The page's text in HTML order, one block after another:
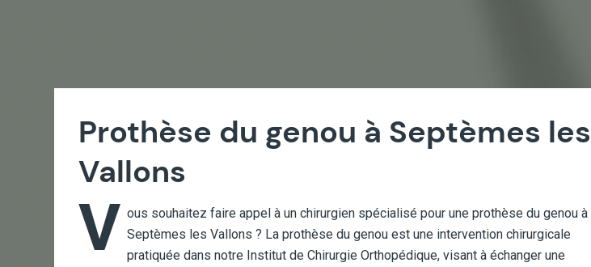
Prothèse du genou à Septèmes les
Vallons
V ous souhaitez faire appel à un chirurgien spécialisé pour une prothèse du genou à
Septèmes les Vallons ? La prothèse du genou est une intervention chirurgicale
pratiquée dans notre Institut de Chirurgie Orthopédique, visant à échanger une